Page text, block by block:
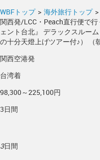
WBFトップ > 海外旅行トップ >
関西発/LCC・Peach直行便で
ェント台北』 デラックスルー
の十分天燈上げツアー付♪） （
関西空港発
台湾着
98,300～225,100円
3日間
3日間